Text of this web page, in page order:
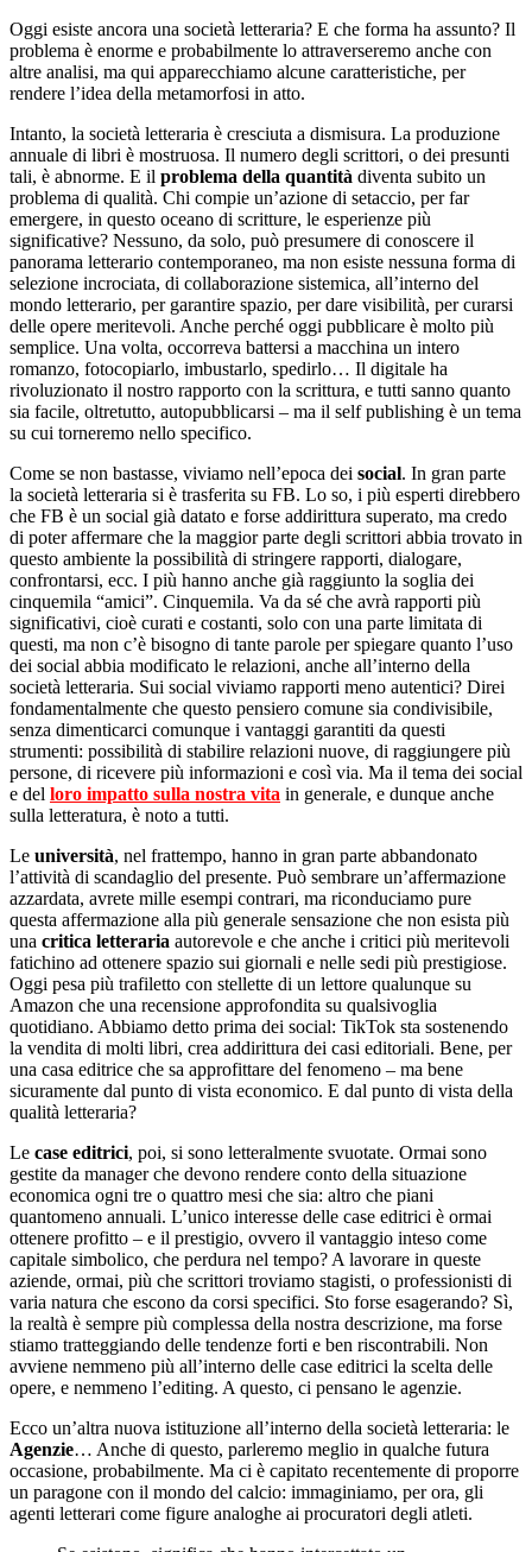
Oggi esiste ancora una società letteraria? E che forma ha assunto? Il
problema è enorme e probabilmente lo attraverseremo anche con
altre analisi, ma qui apparecchiamo alcune caratteristiche, per
rendere l’idea della metamorfosi in atto.
Intanto, la società letteraria è cresciuta a dismisura. La produzione
annuale di libri è mostruosa. Il numero degli scrittori, o dei presunti
tali, è abnorme. E il problema della quantità diventa subito un
problema di qualità. Chi compie un’azione di setaccio, per far
emergere, in questo oceano di scritture, le esperienze più
significative? Nessuno, da solo, può presumere di conoscere il
panorama letterario contemporaneo, ma non esiste nessuna forma di
selezione incrociata, di collaborazione sistemica, all’interno del
mondo letterario, per garantire spazio, per dare visibilità, per curarsi
delle opere meritevoli. Anche perché oggi pubblicare è molto più
semplice. Una volta, occorreva battersi a macchina un intero
romanzo, fotocopiarlo, imbustarlo, spedirlo… Il digitale ha
rivoluzionato il nostro rapporto con la scrittura, e tutti sanno quanto
sia facile, oltretutto, autopubblicarsi – ma il self publishing è un tema
su cui torneremo nello specifico.
Come se non bastasse, viviamo nell’epoca dei social. In gran parte
la società letteraria si è trasferita su FB. Lo so, i più esperti direbbero
che FB è un social già datato e forse addirittura superato, ma credo
di poter affermare che la maggior parte degli scrittori abbia trovato in
questo ambiente la possibilità di stringere rapporti, dialogare,
confrontarsi, ecc. I più hanno anche già raggiunto la soglia dei
cinquemila “amici”. Cinquemila. Va da sé che avrà rapporti più
significativi, cioè curati e costanti, solo con una parte limitata di
questi, ma non c’è bisogno di tante parole per spiegare quanto l’uso
dei social abbia modificato le relazioni, anche all’interno della
società letteraria. Sui social viviamo rapporti meno autentici? Direi
fondamentalmente che questo pensiero comune sia condivisibile,
senza dimenticarci comunque i vantaggi garantiti da questi
strumenti: possibilità di stabilire relazioni nuove, di raggiungere più
persone, di ricevere più informazioni e così via. Ma il tema dei social
e del loro impatto sulla nostra vita in generale, e dunque anche
sulla letteratura, è noto a tutti.
Le università, nel frattempo, hanno in gran parte abbandonato
l’attività di scandaglio del presente. Può sembrare un’affermazione
azzardata, avrete mille esempi contrari, ma riconduciamo pure
questa affermazione alla più generale sensazione che non esista più
una critica letteraria autorevole e che anche i critici più meritevoli
fatichino ad ottenere spazio sui giornali e nelle sedi più prestigiose.
Oggi pesa più trafiletto con stellette di un lettore qualunque su
Amazon che una recensione approfondita su qualsivoglia
quotidiano. Abbiamo detto prima dei social: TikTok sta sostenendo
la vendita di molti libri, crea addirittura dei casi editoriali. Bene, per
una casa editrice che sa approfittare del fenomeno – ma bene
sicuramente dal punto di vista economico. E dal punto di vista della
qualità letteraria?
Le case editrici, poi, si sono letteralmente svuotate. Ormai sono
gestite da manager che devono rendere conto della situazione
economica ogni tre o quattro mesi che sia: altro che piani
quantomeno annuali. L’unico interesse delle case editrici è ormai
ottenere profitto – e il prestigio, ovvero il vantaggio inteso come
capitale simbolico, che perdura nel tempo? A lavorare in queste
aziende, ormai, più che scrittori troviamo stagisti, o professionisti di
varia natura che escono da corsi specifici. Sto forse esagerando? Sì,
la realtà è sempre più complessa della nostra descrizione, ma forse
stiamo tratteggiando delle tendenze forti e ben riscontrabili. Non
avviene nemmeno più all’interno delle case editrici la scelta delle
opere, e nemmeno l’editing. A questo, ci pensano le agenzie.
Ecco un’altra nuova istituzione all’interno della società letteraria: le
Agenzie… Anche di questo, parleremo meglio in qualche futura
occasione, probabilmente. Ma ci è capitato recentemente di proporre
un paragone con il mondo del calcio: immaginiamo, per ora, gli
agenti letterari come figure analoghe ai procuratori degli atleti.